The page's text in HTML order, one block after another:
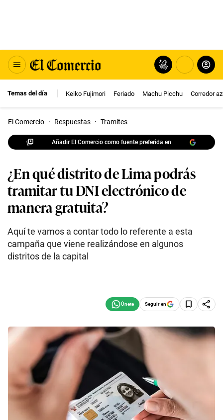
Temas del día Keiko Fujimori Feriado Machu Picchu Corredor
El Comercio · Respuestas · Tramites
Añadir El Comercio como fuente preferida en
¿En qué distrito de Lima podrás
tramitar tu DNI electrónico de
manera gratuita?
Aquí te vamos a contar todo lo referente a esta
campaña que viene realizándose en algunos
distritos de la capital
Seguir en